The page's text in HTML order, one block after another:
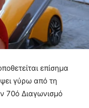
επίσημα
γύρω από τη
70ό Διαγωνισμό